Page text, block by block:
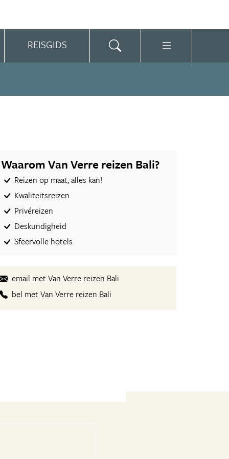
REISGIDS
Waarom Van Verre reizen Bali?
Reizen op maat, alles kan!
Kwaliteitsreizen
Privéreizen
Deskundigheid
Sfeervolle hotels
email met Van Verre reizen Bali
bel met Van Verre reizen Bali